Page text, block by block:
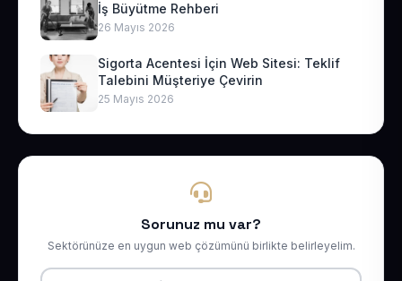
İş Büyütme Rehberi
26 Mayıs 2026
Sigorta Acentesi İçin Web Sitesi: Teklif
Talebini Müşteriye Çevirin
25 Mayıs 2026
Sorunuz mu var?
Sektörünüze en uygun web çözümünü birlikte belirleyelim.